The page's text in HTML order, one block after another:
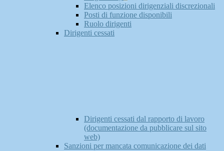
Elenco posizioni dirigenziali discrezionali
Posti di funzione disponibili
Ruolo dirigenti
Dirigenti cessati
Dirigenti cessati dal rapporto di lavoro
(documentazione da pubblicare sul sito
web)
Sanzioni per mancata comunicazione dei dati